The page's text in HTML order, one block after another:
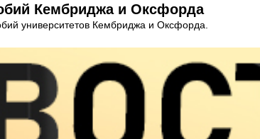
Кембриджа и Оксфорда
университетов Кембриджа и Оксфорда.